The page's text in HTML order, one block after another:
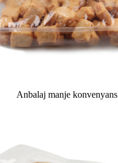
Anbalaj manje konvenyans